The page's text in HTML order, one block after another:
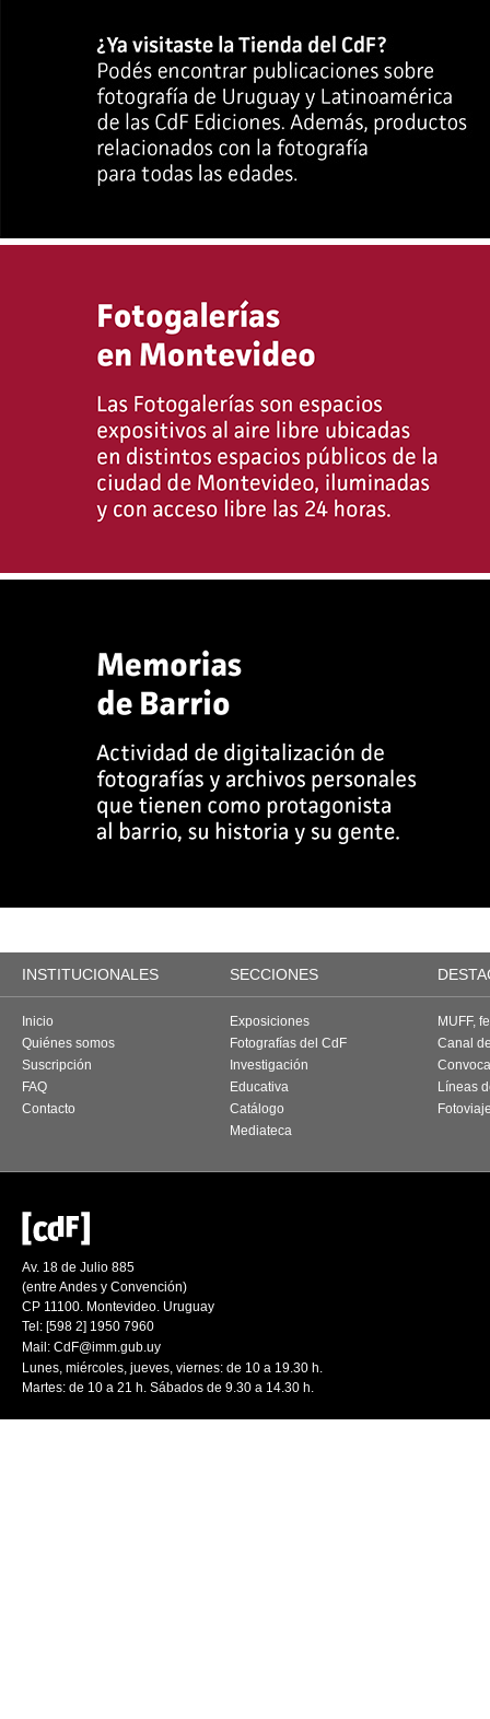
INSTITUCIONALES SECCIONES
Inicio
Quiénes somos
Suscripción
FAQ
Contacto
Exposiciones
Fotografías del CdF
Investigación
Educativa
Catálogo
Mediateca
MUFF,
Canal
Líneas
Av. 18 de Julio 885
(entre Andes y Convención)
CP 11100. Montevideo. Uruguay
Tel: [598 2] 1950 7960
Mail: CdF@imm.gub.uy
Lunes, miércoles, jueves, viernes: de 10 a 19.30 h.
Martes: de 10 a 21 h. Sábados de 9.30 a 14.30 h.